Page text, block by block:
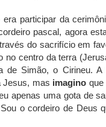
era participar da
pascal, agora
do sacrifício em
no centro da terra
de Simão, o Cirineu.
Jesus, mas imagino que
apenas uma gota de
o cordeiro de Deus